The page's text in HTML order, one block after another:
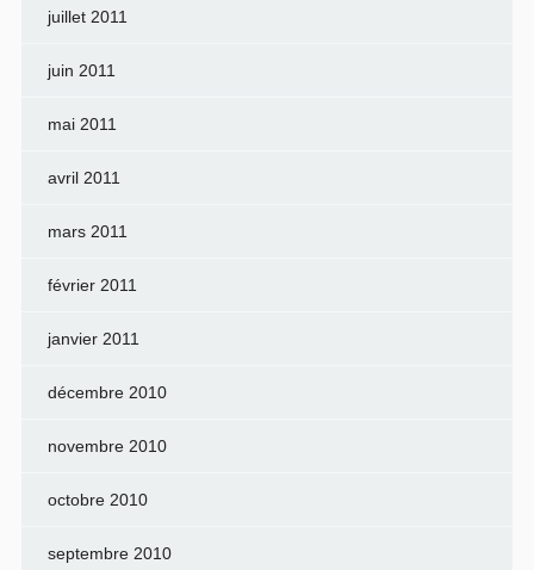
juillet 2011
juin 2011
mai 2011
avril 2011
mars 2011
février 2011
janvier 2011
décembre 2010
novembre 2010
octobre 2010
septembre 2010